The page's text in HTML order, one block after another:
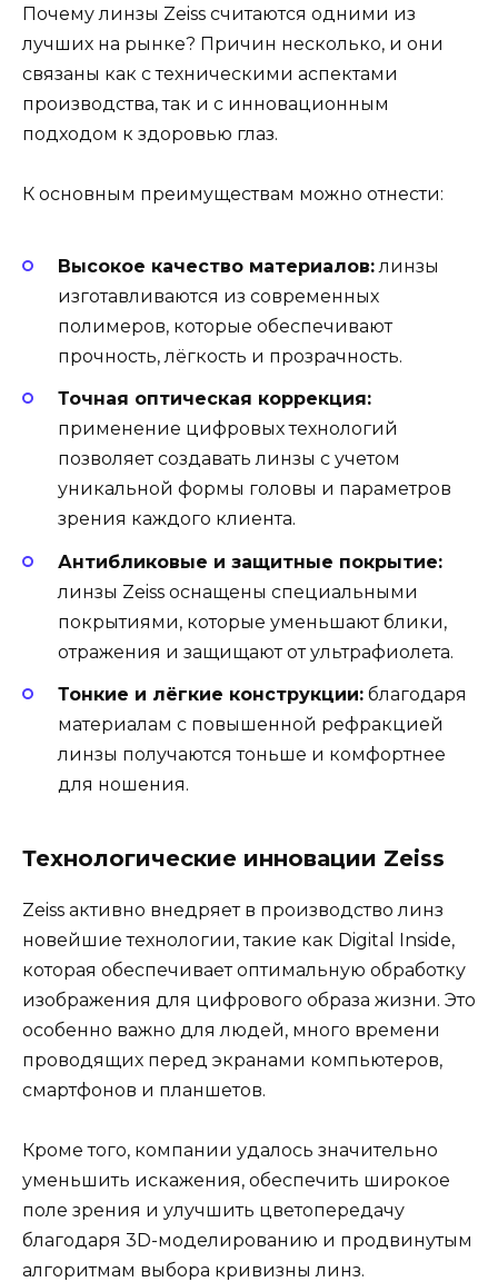
Почему линзы Zeiss считаются одними из
лучших на рынке? Причин несколько, и они
связаны как с техническими аспектами
производства, так и с инновационным
подходом к здоровью глаз.
К основным преимуществам можно отнести:
Высокое качество материалов:линзы
изготавливаются из современных
полимеров, которые обеспечивают
прочность, лёгкость и прозрачность.
Точная оптическая коррекция:
применение цифровых технологий
позволяет создавать линзы с учетом
уникальной формы головы и параметров
зрения каждого клиента.
Антибликовые и защитные покрытие:
линзы Zeiss оснащены специальными
покрытиями, которые уменьшают блики,
отражения и защищают от ультрафиолета.
Тонкие и лёгкие конструкции: благодаря
материалам с повышенной рефракцией
линзы получаются тоньше и комфортнее
для ношения.
Технологические инновации Zeiss
Zeiss активно внедряет в производство линз
новейшие технологии, такие как Digital Inside,
которая обеспечивает оптимальную обработку
изображения для цифрового образа жизни. Это
особенно важно для людей, много времени
проводящих перед экранами компьютеров,
смартфонов и планшетов.
Кроме того, компании удалось значительно
уменьшить искажения, обеспечить широкое
поле зрения и улучшить цветопередачу
благодаря 3D-моделированию и продвинутым
алгоритмам выбора кривизны линз.